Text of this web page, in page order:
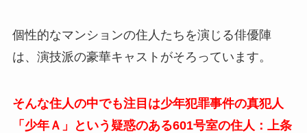
個性的なマンションの住人たちを演じる俳優陣
は、演技派の豪華キャストがそろっています。
そんな住人の中でも注目は少年犯罪事件の真犯人
「少年Ａ」という疑惑のある601号室の住人：上条